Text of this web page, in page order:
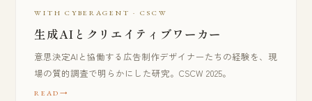
WITH CYBERAGENT · CSCW
生成AIとクリエイティブワーカー
意思決定AIと協働する広告制作デザイナーたちの経験を、現
場の質的調査で明らかにした研究。CSCW 2025。
READ